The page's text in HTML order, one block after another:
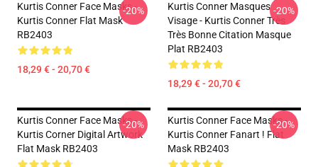
Kurtis Conner Face Masks -
Kurtis Conner Flat Mask
RB2403
18,29 € - 20,70 €
-20%
Kurtis Conner Masques
Visage - Kurtis Conner Très
Très Bonne Citation Masque
Plat RB2403
18,29 € - 20,70 €
-20%
Kurtis Conner Face Masks -
Kurtis Corner Digital Artwork
Flat Mask RB2403
-20%
Kurtis Conner Face Masks -
Kurtis Conner Fanart ! Flat
Mask RB2403
-20%